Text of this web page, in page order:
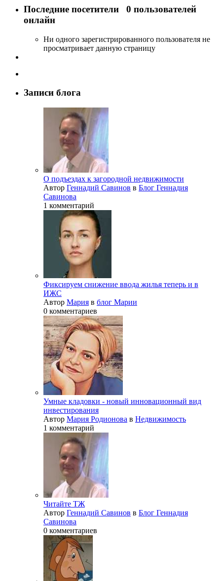
Последние посетители 0 пользователей
онлайн
Ни одного зарегистрированного пользователя не
просматривает данную страницу
Записи блога
О подъездах к загородной недвижимости
Автор Геннадий Савинов в Блог Геннадия
Савинова
1 комментарий
Фиксируем снижение ввода жилья теперь и в
ИЖС
Автор Мария в блог Марии
0 комментариев
Умные кладовки - новый инновационный вид
инвестирования
Автор Мария Родионова в Недвижимость
1 комментарий
Читайте ТЖ
Автор Геннадий Савинов в Блог Геннадия
Савинова
0 комментариев